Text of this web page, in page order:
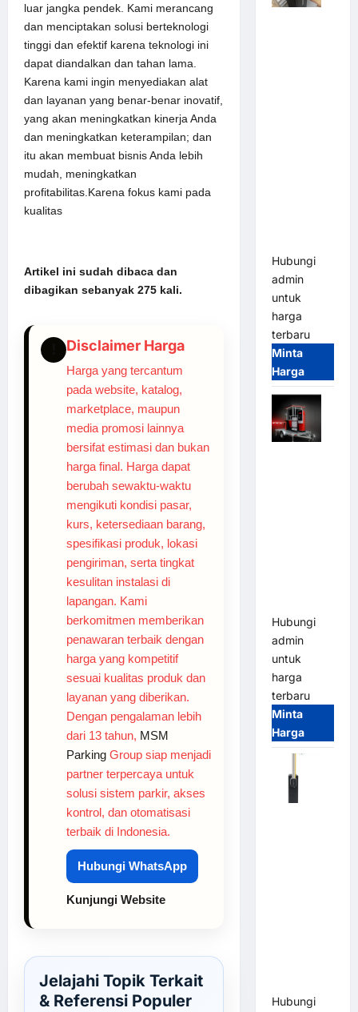
luar jangka pendek. Kami merancang
dan menciptakan solusi berteknologi
tinggi dan efektif karena teknologi ini
dapat diandalkan dan tahan lama.
Karena kami ingin menyediakan alat
dan layanan yang benar-benar inovatif,
yang akan meningkatkan kinerja Anda
dan meningkatkan keterampilan; dan
itu akan membuat bisnis Anda lebih
mudah, meningkatkan
profitabilitas.Karena fokus kami pada
kualitas
Artikel ini sudah dibaca dan
dibagikan sebanyak 275 kali.
Disclaimer Harga
Harga yang tercantum
pada website, katalog,
marketplace, maupun
media promosi lainnya
bersifat estimasi dan bukan
harga final. Harga dapat
berubah sewaktu-waktu
mengikuti kondisi pasar,
kurs, ketersediaan barang,
spesifikasi produk, lokasi
pengiriman, serta tingkat
kesulitan instalasi di
lapangan. Kami
berkomitmen memberikan
penawaran terbaik dengan
harga yang kompetitif
sesuai kualitas produk dan
layanan yang diberikan.
Dengan pengalaman lebih
dari 13 tahun, MSM
Parking Group siap menjadi
partner terpercaya untuk
solusi sistem parkir, akses
kontrol, dan otomatisasi
terbaik di Indonesia.
Hubungi WhatsApp
Kunjungi Website
Jelajahi Topik Terkait
& Referensi Populer
Hubungi
admin
untuk
harga
terbaru
Minta
Harga
Hubungi
admin
untuk
harga
terbaru
Minta
Harga
Hubungi